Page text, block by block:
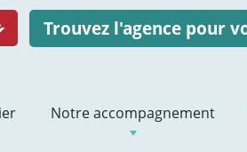
Trouvez l'agence pour
Notre accompagnement